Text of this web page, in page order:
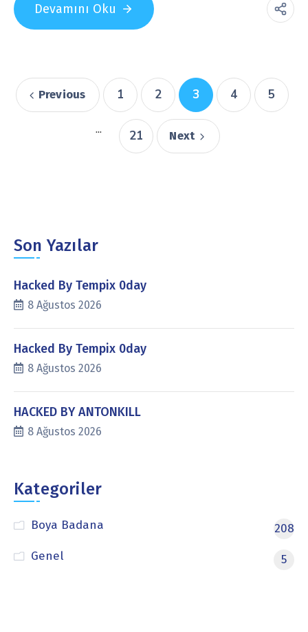
Devamını Oku
Previous 1 2 3 4 5
... 21 Next
Son Yazılar
Hacked By Tempix 0day
8 Ağustos 2026
Hacked By Tempix 0day
8 Ağustos 2026
HACKED BY ANTONKILL
8 Ağustos 2026
Kategoriler
Boya Badana
208
Genel
5